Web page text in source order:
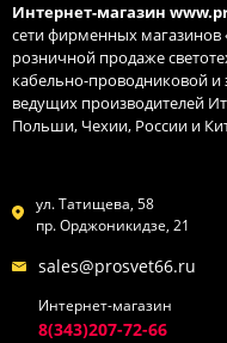
Интернет-магазин
сети фирменных магазинов
розничной продаже
кабельно-проводниковой и
ведущих производителей
Польши, Чехии, России и
ул. Татищева, 58
пр. Орджоникидзе, 21
sales@prosvet66.ru
Интернет-магазин
8(343)207-72-66